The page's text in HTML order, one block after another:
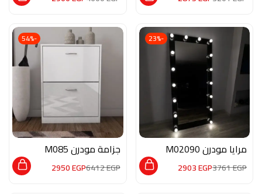
-23%
مرايا مودرن M02090
3761EGP
2903EGP
-54%
جزامة مودرن M085
6412EGP
2950EGP